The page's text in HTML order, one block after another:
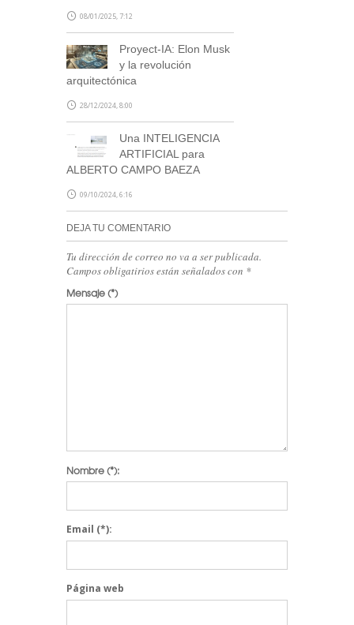
08/01/2025, 7:12
Proyect-IA: Elon Musk
y la revolución
arquitectónica
28/12/2024, 8:00
Una INTELIGENCIA
ARTIFICIAL para
ALBERTO CAMPO BAEZA
09/10/2024, 6:16
DEJA TU COMENTARIO
Tu dirección de correo no va a ser publicada.
Campos obligatirios están señalados con *
Mensaje(*)
Nombre(*):
Email (*):
Página web